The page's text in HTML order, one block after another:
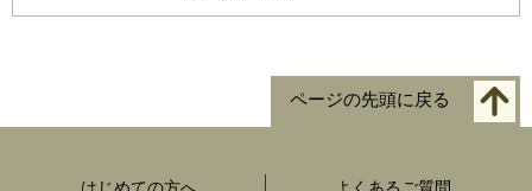
ページの先頭に戻る